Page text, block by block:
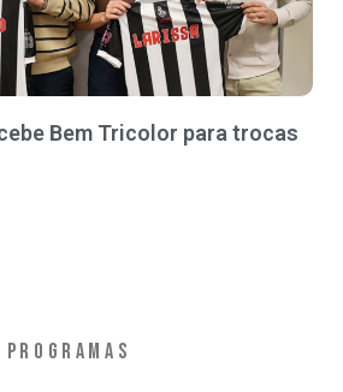
Bem Tricolor para trocas
PROGRAMAS